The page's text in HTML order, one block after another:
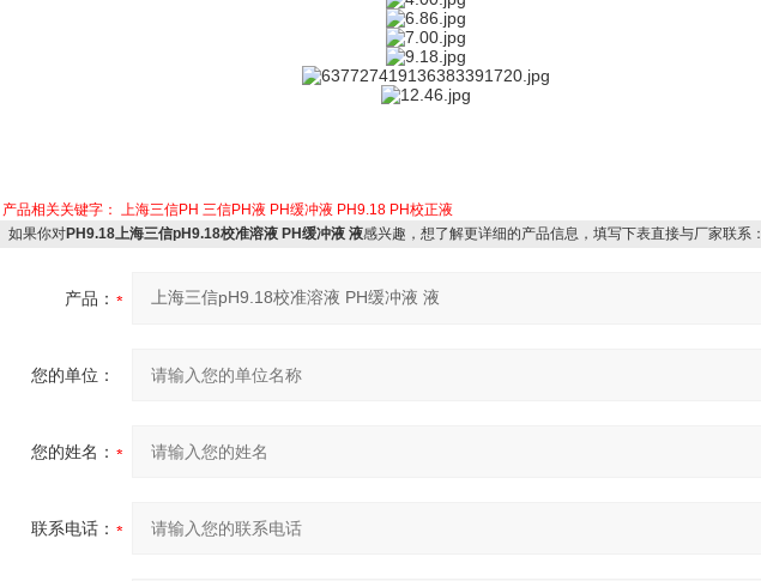
产品相关关键字： 上海三信PH 三信PH液 PH缓冲液 PH9.18 PH校正液
如果你对PH9.18上海三信pH9.18校准溶液 PH缓冲液 液感兴趣，想了解更详细的产品信息，填写下表直接与厂家联系：
产品：
您的单位：
您的姓名：
联系电话：